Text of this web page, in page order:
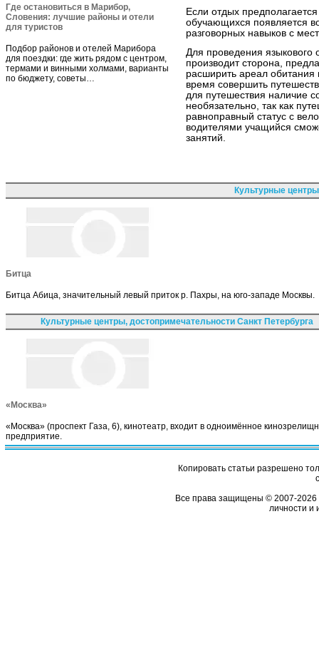
Где остановиться в Марибор,
Словения: лучшие районы и отели
для туристов
Подбор районов и отелей Марибора
для поездки: где жить рядом с центром,
термами и винными холмами, варианты
по бюджету, советы…
Если отдых
обучающихся появляется
разговорных навыков с
Для проведения
производит сторона,
расширить ареал обитания
время совершить
для путешествия наличие
необязательно, так как
равноправный статус с
водителями учащийся
занятий.
Культурные
Битца
Битца Абица, значительный левый приток р. Пахры, на юго-западе Москвы.
Культурные центры, достопримечательности Санкт Петербурга
«Москва»
«Москва» (проспект Газа, 6), кинотеатр, входит в одноимённое
предприятие.
Копировать статьи разрешено
Все права защищены © 2007-2026
личности и